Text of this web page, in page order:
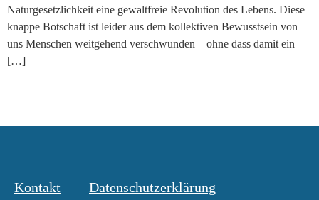
Naturgesetzlichkeit eine gewaltfreie Revolution des Lebens. Diese
knappe Botschaft ist leider aus dem kollektiven Bewusstsein von
uns Menschen weitgehend verschwunden – ohne dass damit ein
[…]
Kontakt Datenschutzerklärung